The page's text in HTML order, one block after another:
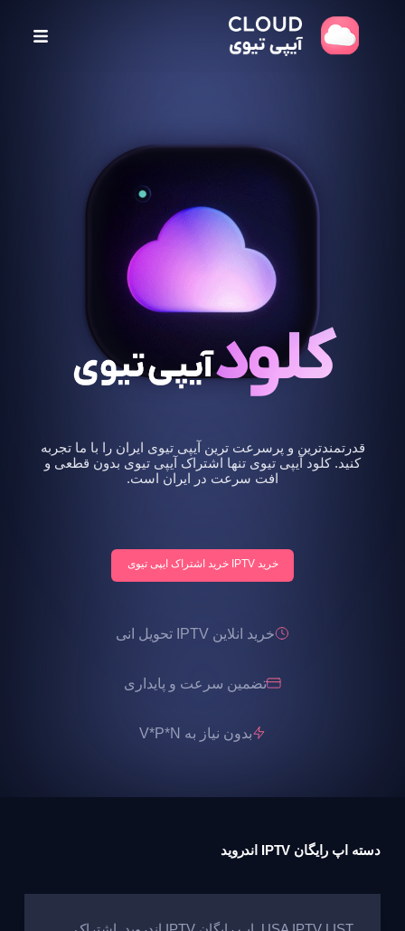
قدرتمندترین و پرسرعت ترین آیپی تیوی ایران را با ما تجربه
کنید. کلود آیپی تیوی تنها اشتراک آیپی تیوی بدون قطعی و
افت سرعت در ایران است.
خرید IPTV خرید اشتراک ایپی تیوی
خرید انلاین IPTV تحویل انی
تضمین سرعت و پایداری
بدون نیاز به V*P*N
دسته اپ رایگان IPTV اندروید